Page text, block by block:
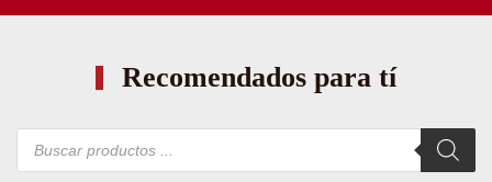
Recomendados para tí
Búsqueda
productos